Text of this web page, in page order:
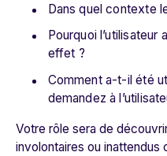
Dans quel contexte
Pourquoi
effet ?
Comment a-t-il été
demandez à
Votre rôle sera de
involontaires ou